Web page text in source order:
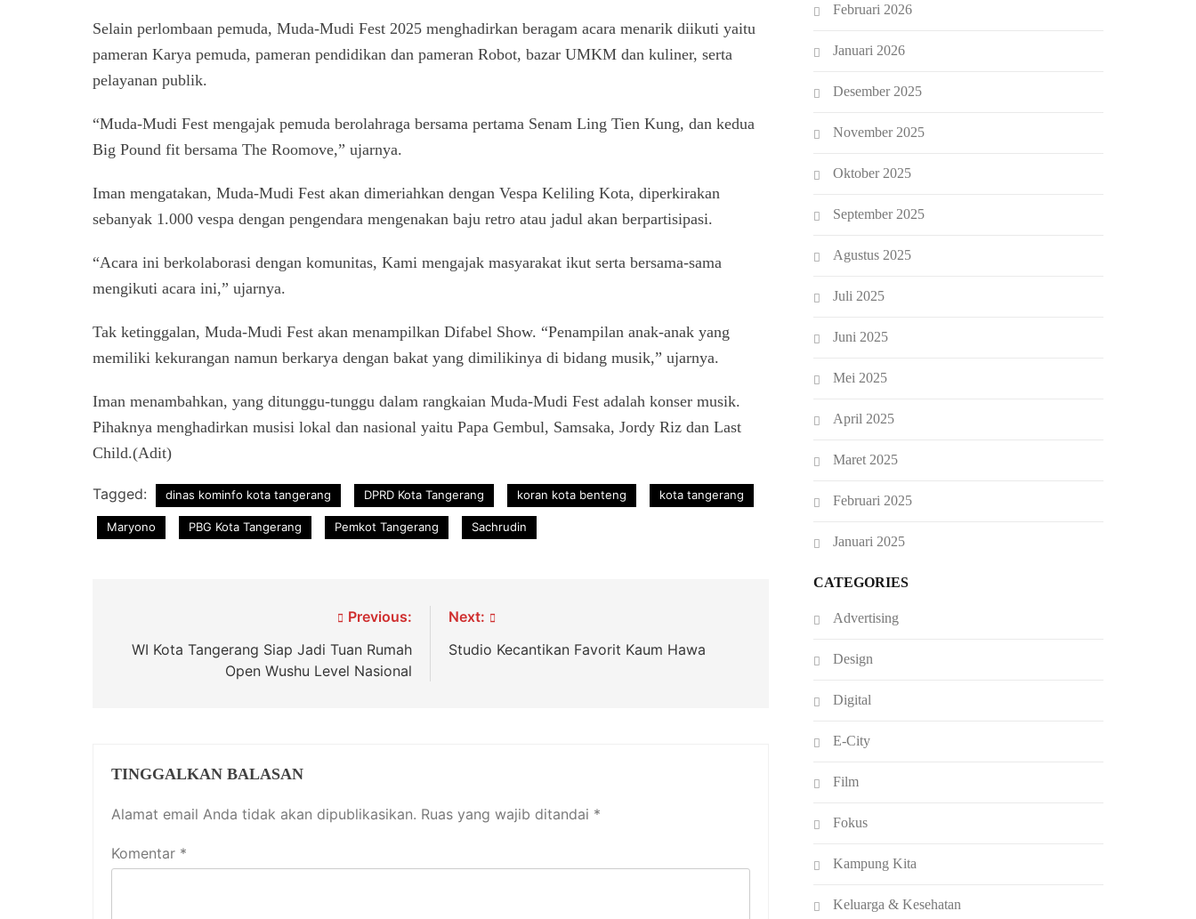
Selain perlombaan pemuda, Muda-Mudi Fest 2025 menghadirkan beragam acara menarik diikuti yaitu
pameran Karya pemuda, pameran pendidikan dan pameran Robot, bazar UMKM dan kuliner, serta
pelayanan publik.
“Muda-Mudi Fest mengajak pemuda berolahraga bersama pertama Senam Ling Tien Kung, dan kedua
Big Pound fit bersama The Roomove,” ujarnya.
Iman mengatakan, Muda-Mudi Fest akan dimeriahkan dengan Vespa Keliling Kota, diperkirakan
sebanyak 1.000 vespa dengan pengendara mengenakan baju retro atau jadul akan berpartisipasi.
“Acara ini berkolaborasi dengan komunitas, Kami mengajak masyarakat ikut serta bersama-sama
mengikuti acara ini,” ujarnya.
Tak ketinggalan, Muda-Mudi Fest akan menampilkan Difabel Show. “Penampilan anak-anak yang
memiliki kekurangan namun berkarya dengan bakat yang dimilikinya di bidang musik,” ujarnya.
Iman menambahkan, yang ditunggu-tunggu dalam rangkaian Muda-Mudi Fest adalah konser musik.
Pihaknya menghadirkan musisi lokal dan nasional yaitu Papa Gembul, Samsaka, Jordy Riz dan Last
Child.(Adit)
Tagged: dinas kominfo kota tangerang DPRD Kota Tangerang koran kota benteng kota tangerang
Maryono PBG Kota Tangerang Pemkot Tangerang Sachrudin
pos
Previous:
WI Kota Tangerang Siap Jadi Tuan Rumah
Open Wushu Level Nasional
Next:
Studio Kecantikan Favorit Kaum Hawa
TINGGALKAN BALASAN
Alamat email Anda tidak akan dipublikasikan. Ruas yang wajib ditandai *
Komentar *
Februari 2026
Januari 2026
Desember 2025
November 2025
Oktober 2025
September 2025
Agustus 2025
Juli 2025
Juni 2025
Mei 2025
April 2025
Maret 2025
Februari 2025
Januari 2025
CATEGORIES
Advertising
Design
Digital
E-City
Film
Fokus
Kampung Kita
Keluarga & Kesehatan